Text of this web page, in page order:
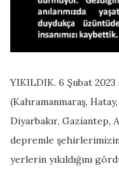
YIKILDIK. 6 Şubat
(Kahramanmaraş,
Diyarbakır, Gaziantep,
depremle
yerlerin yıkıldığını